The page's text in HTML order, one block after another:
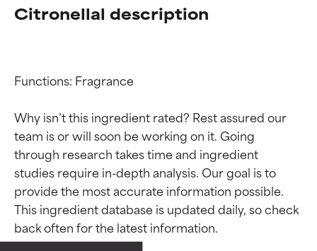
Citronellal description
Functions: Fragrance
Why isn’t this ingredient rated? Rest assured our
team is or will soon be working on it. Going
through research takes time and ingredient
studies require in-depth analysis. Our goal is to
provide the most accurate information possible.
This ingredient database is updated daily, so check
Calificaciones de
ingredientes
Calificaciones de
ingredientes